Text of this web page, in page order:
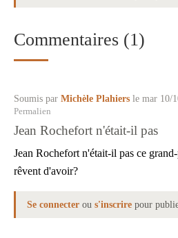
Commentaires (1)
Soumis par Michèle Plahiers le mar 10/
Permalien
Jean Rochefort n'était-il pas
Jean Rochefort n'était-il pas ce
rêvent d'avoir?
Se connecter ou s'inscrire pour